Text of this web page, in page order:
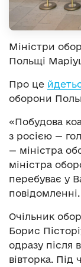
Міністри
Польщі
Про це
оборони
«Побудова
з росією —
— міністра
міністра
перебуває у
повідомленні.
Очільник
Борис
одразу після
вівторка. Під